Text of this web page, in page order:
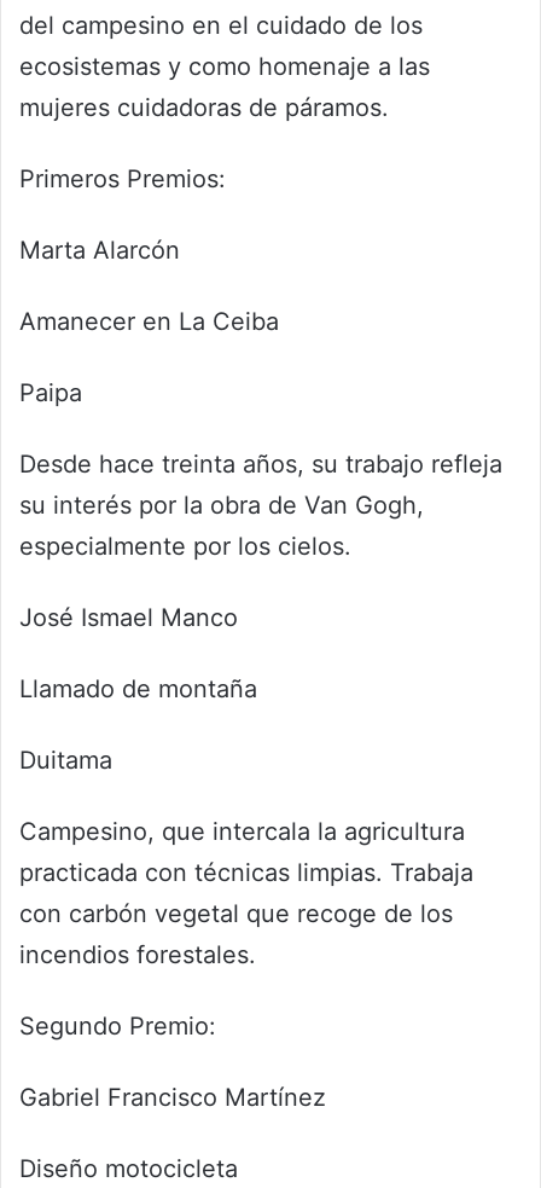
del campesino en el cuidado de los
ecosistemas y como homenaje a las
mujeres cuidadoras de páramos.
Primeros Premios:
Marta Alarcón
Amanecer en La Ceiba
Paipa
Desde hace treinta años, su trabajo refleja
su interés por la obra de Van Gogh,
especialmente por los cielos.
José Ismael Manco
Llamado de montaña
Duitama
Campesino, que intercala la agricultura
practicada con técnicas limpias. Trabaja
con carbón vegetal que recoge de los
incendios forestales.
Segundo Premio:
Gabriel Francisco Martínez
Diseño motocicleta